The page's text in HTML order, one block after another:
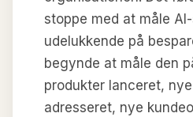
stoppe med at måle
udelukkende på
begynde at måle den
produkter lanceret,
adresseret, nye